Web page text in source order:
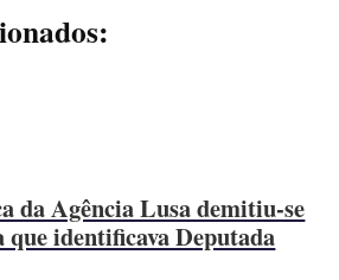
da Agência Lusa demitiu-se
que identificava Deputada